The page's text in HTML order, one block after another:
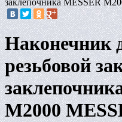
Наконечник
резьбовой
M2000